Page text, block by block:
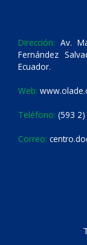
Dirección: Av.
Fernández
Ecuador.
Web:
Teléfono: (593
Correo: